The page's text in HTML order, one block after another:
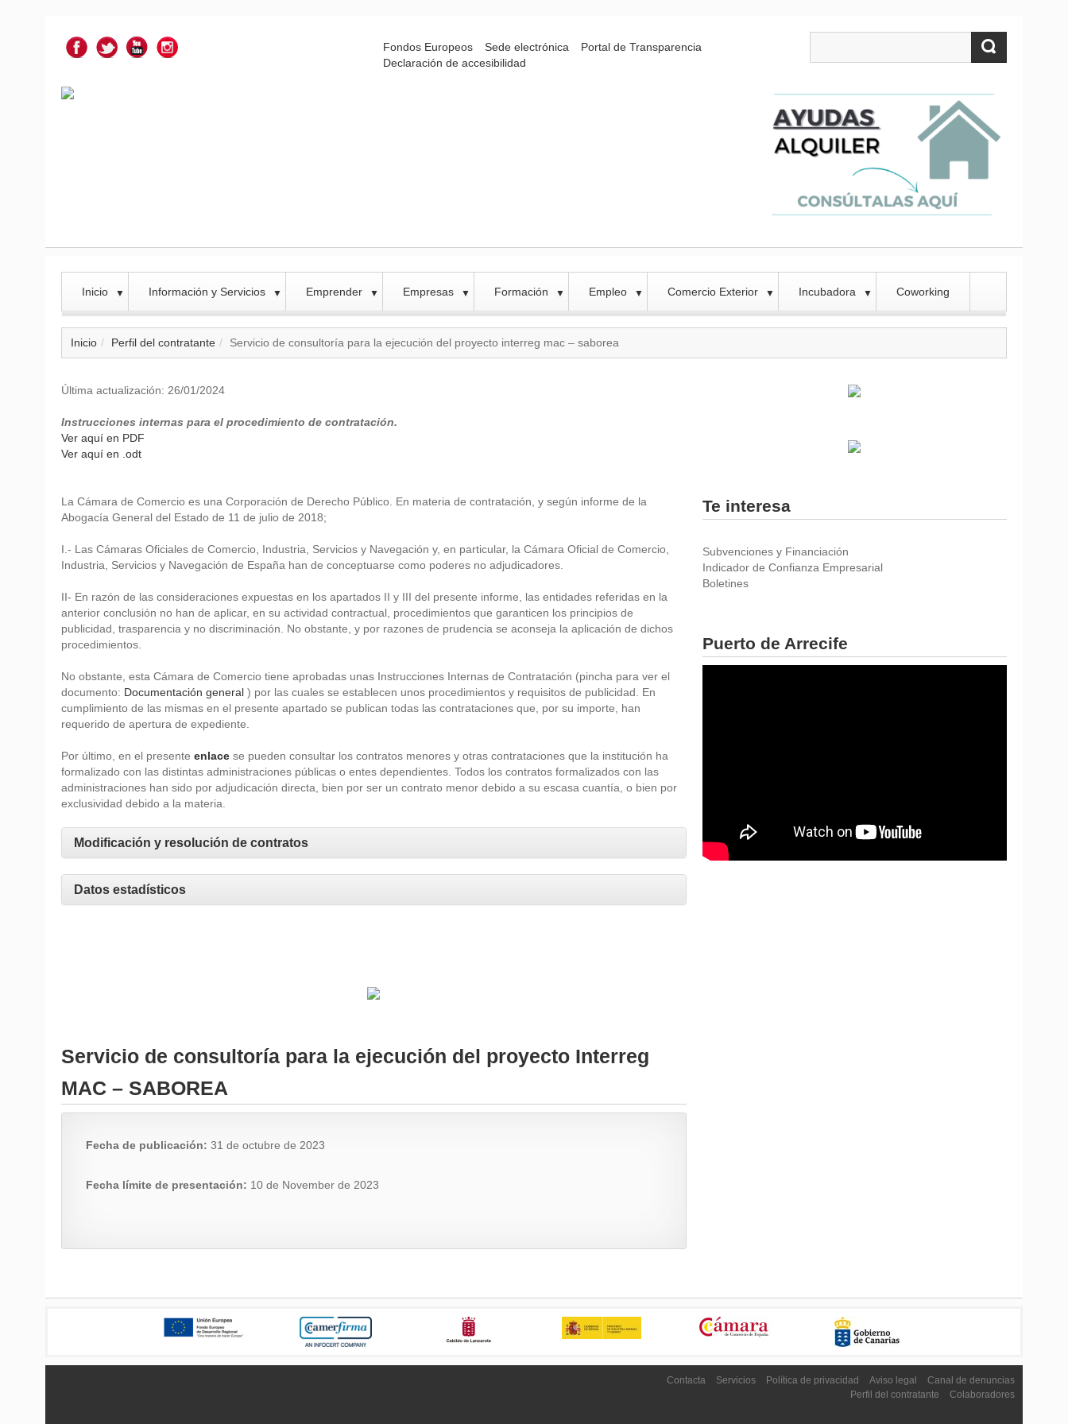
Fondos Europeos Sede electrónica
Portal de Transparencia
Declaración de accesibilidad
Inicio ▼ Información y Servicios ▼ Emprender ▼ Empresas ▼ Formación ▼ Empleo ▼ Comercio Exterior ▼ Incubadora ▼ Coworking
Inicio Perfil del contratante Servicio de consultoría para la ejecución del proyecto interreg mac – saborea
Última actualización: 26/01/2024
Instrucciones internas para el procedimiento de contratación.
Ver aquí en PDF
Ver aquí en .odt
La Cámara de Comercio es una Corporación de Derecho Público. En materia de contratación, y según informe de la
Abogacía General del Estado de 11 de julio de 2018;
I.- Las Cámaras Oficiales de Comercio, Industria, Servicios y Navegación y, en particular, la Cámara Oficial de Comercio,
Industria, Servicios y Navegación de España han de conceptuarse como poderes no adjudicadores.
II- En razón de las consideraciones expuestas en los apartados II y III del presente informe, las entidades referidas en la
anterior conclusión no han de aplicar, en su actividad contractual, procedimientos que garanticen los principios de
publicidad, trasparencia y no discriminación. No obstante, y por razones de prudencia se aconseja la aplicación de dichos
procedimientos.
No obstante, esta Cámara de Comercio tiene aprobadas unas Instrucciones Internas de Contratación (pincha para ver el
documento: Documentación general ) por las cuales se establecen unos procedimientos y requisitos de publicidad. En
cumplimiento de las mismas en el presente apartado se publican todas las contrataciones que, por su importe, han
requerido de apertura de expediente.
Por último, en el presente enlace se pueden consultar los contratos menores y otras contrataciones que la institución ha
formalizado con las distintas administraciones públicas o entes dependientes. Todos los contratos formalizados con las
administraciones han sido por adjudicación directa, bien por ser un contrato menor debido a su escasa cuantía, o bien por
exclusividad debido a la materia.
Modificación y resolución de contratos
Datos estadísticos
Servicio de consultoría para la ejecución del proyecto Interreg
MAC – SABOREA
Fecha de publicación: 31 de octubre de 2023
Fecha límite de presentación: 10 de November de 2023
Te interesa
Subvenciones y Financiación
Indicador de Confianza Empresarial
Boletines
Puerto de Arrecife
Contacta Servicios Política de privacidad Aviso legal
Canal de denuncias
Perfil del contratante
Colaboradores